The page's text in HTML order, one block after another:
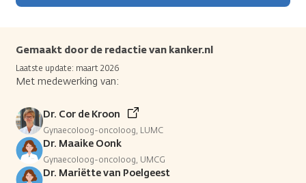
Gemaakt door de redactie van kanker.nl
Laatste update: maart 2026
Met medewerking van:
Dr. Cor de Kroon
Gynaecoloog-oncoloog, LUMC
Dr. Maaike Oonk
Gynaecoloog-oncoloog, UMCG
Dr. Mariëtte van Poelgeest